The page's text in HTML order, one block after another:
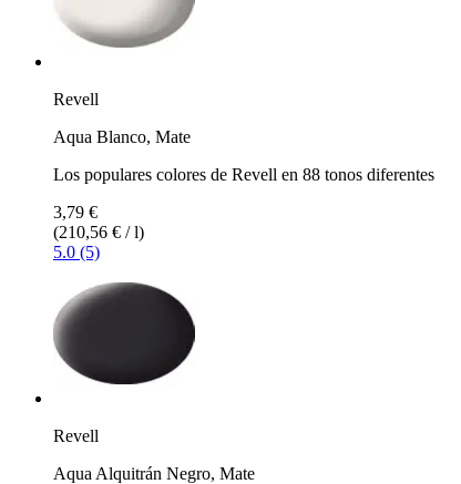
Revell
Aqua Blanco, Mate
Los populares colores de Revell en 88 tonos diferentes
3,79 €
(210,56 € / l)
5.0 (5)
Revell
Aqua Alquitrán Negro, Mate